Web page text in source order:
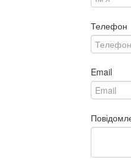
Телефон
Email